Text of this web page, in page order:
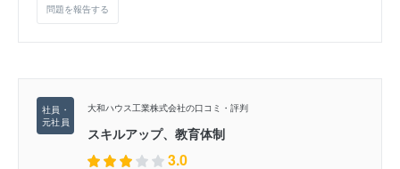
問題を報告する
大和ハウス工業株式会社の口コミ・評判
スキルアップ、教育体制
3.0